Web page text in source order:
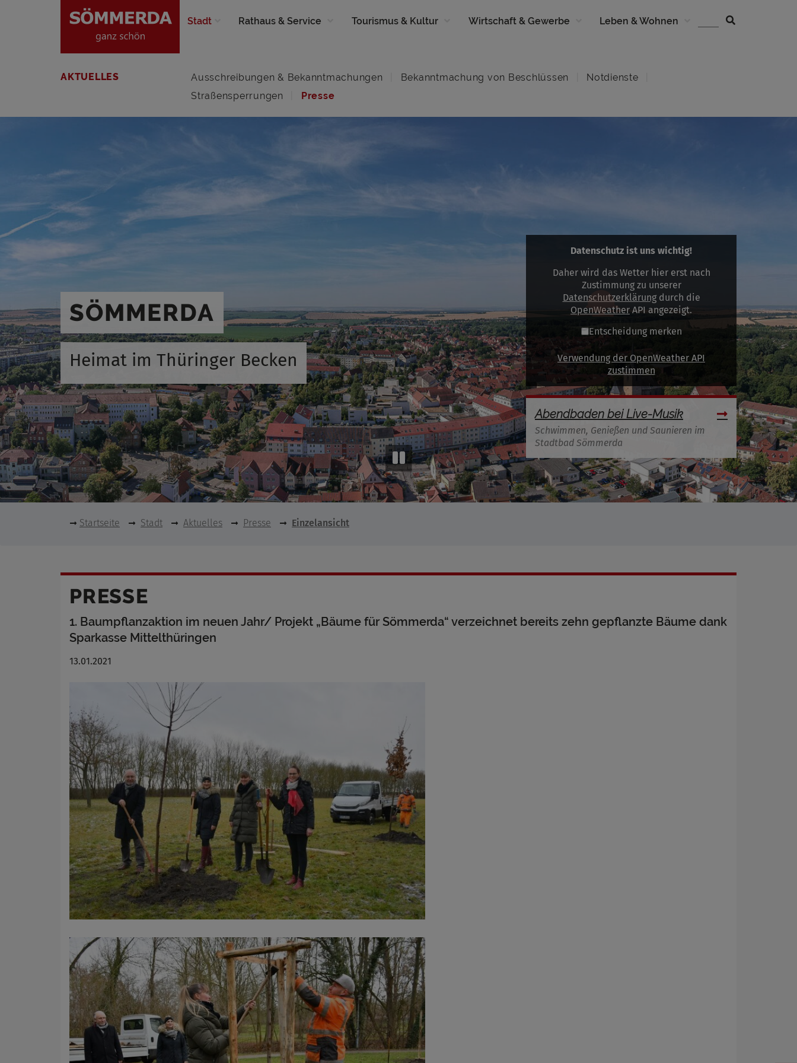
Stadt Rathaus & Service Tourismus & Kultur Wirtschaft & Gewerbe Leben & Wohnen
AKTUELLES Ausschreibungen & Bekanntmachungen Bekanntmachung von Beschlüssen
Notdienste
Straßensperrungen
Presse
SÖMMERDA
Heimat im Thüringer Becken
Datenschutz ist uns wichtig!
Daher wird das Wetter hier erst nach
Zustimmung zu unserer
Datenschutzerklärungdurch die
OpenWeather API angezeigt.
Entscheidung merken
Verwendung der OpenWeather API
zustimmen
Abendbaden bei Live-Musik
Schwimmen, Genießen und Saunieren im
Stadtbad Sömmerda
Startseite Stadt Aktuelles Presse Einzelansicht
PRESSE
1. Baumpflanzaktion im neuen Jahr/ Projekt „Bäume für Sömmerda“ verzeichnet bereits zehn gepflanzte Bäume dank
Sparkasse Mittelthüringen
13.01.2021